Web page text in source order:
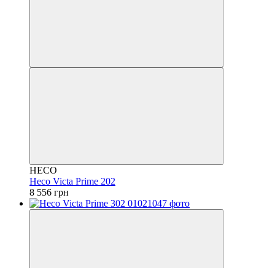
HECO
Heco Victa Prime 202
8 556 грн